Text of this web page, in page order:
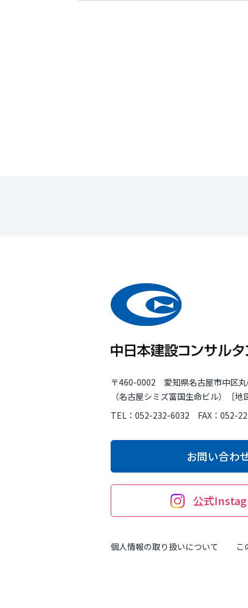
〒460-0002 愛知県名古屋市中区
（名古屋シミズ富国生命ビル）［地
TEL：052-232-6032 FAX：052-
お問い合わ
公式
個人情報の取り扱いについて こ